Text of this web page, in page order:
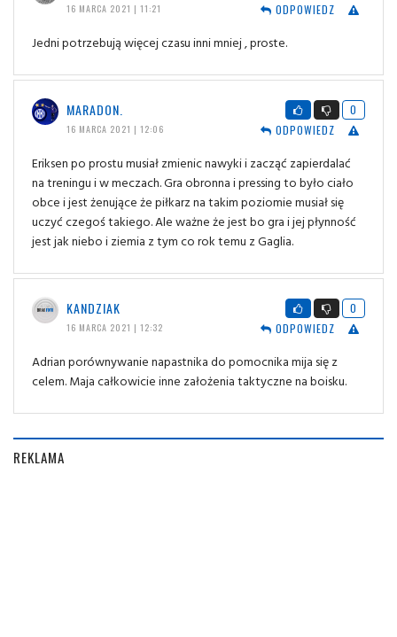
16 MARCA 2021 | 11:21 ODPOWIEDZ
Jedni potrzebują więcej czasu inni mniej , proste.
MARADON.
16 MARCA 2021 | 12:06
0
ODPOWIEDZ
Eriksen po prostu musiał zmienic nawyki i zacząć zapierdalać
na treningu i w meczach. Gra obronna i pressing to było ciało
obce i jest żenujące że piłkarz na takim poziomie musiał się
uczyć czegoś takiego. Ale ważne że jest bo gra i jej płynność
jest jak niebo i ziemia z tym co rok temu z Gaglia.
KANDZIAK
16 MARCA 2021 | 12:32
0
ODPOWIEDZ
Adrian porównywanie napastnika do pomocnika mija się z
celem. Maja całkowicie inne założenia taktyczne na boisku.
REKLAMA